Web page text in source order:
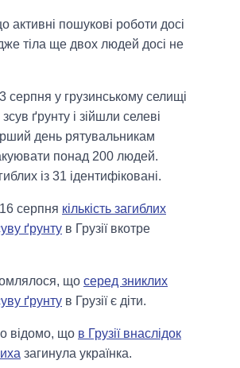
активні пошукові роботи досі
тіла ще двох людей досі не
серпня у грузинському селищі
ґрунту і зійшли селеві
день рятувальникам
понад 200 людей.
із 31 ідентифіковані.
серпня кількість загиблих
ґрунту в Грузії вкотре
що серед зниклих
ґрунту в Грузії є діти.
відомо, що в Грузії внаслідок
загинула українка.